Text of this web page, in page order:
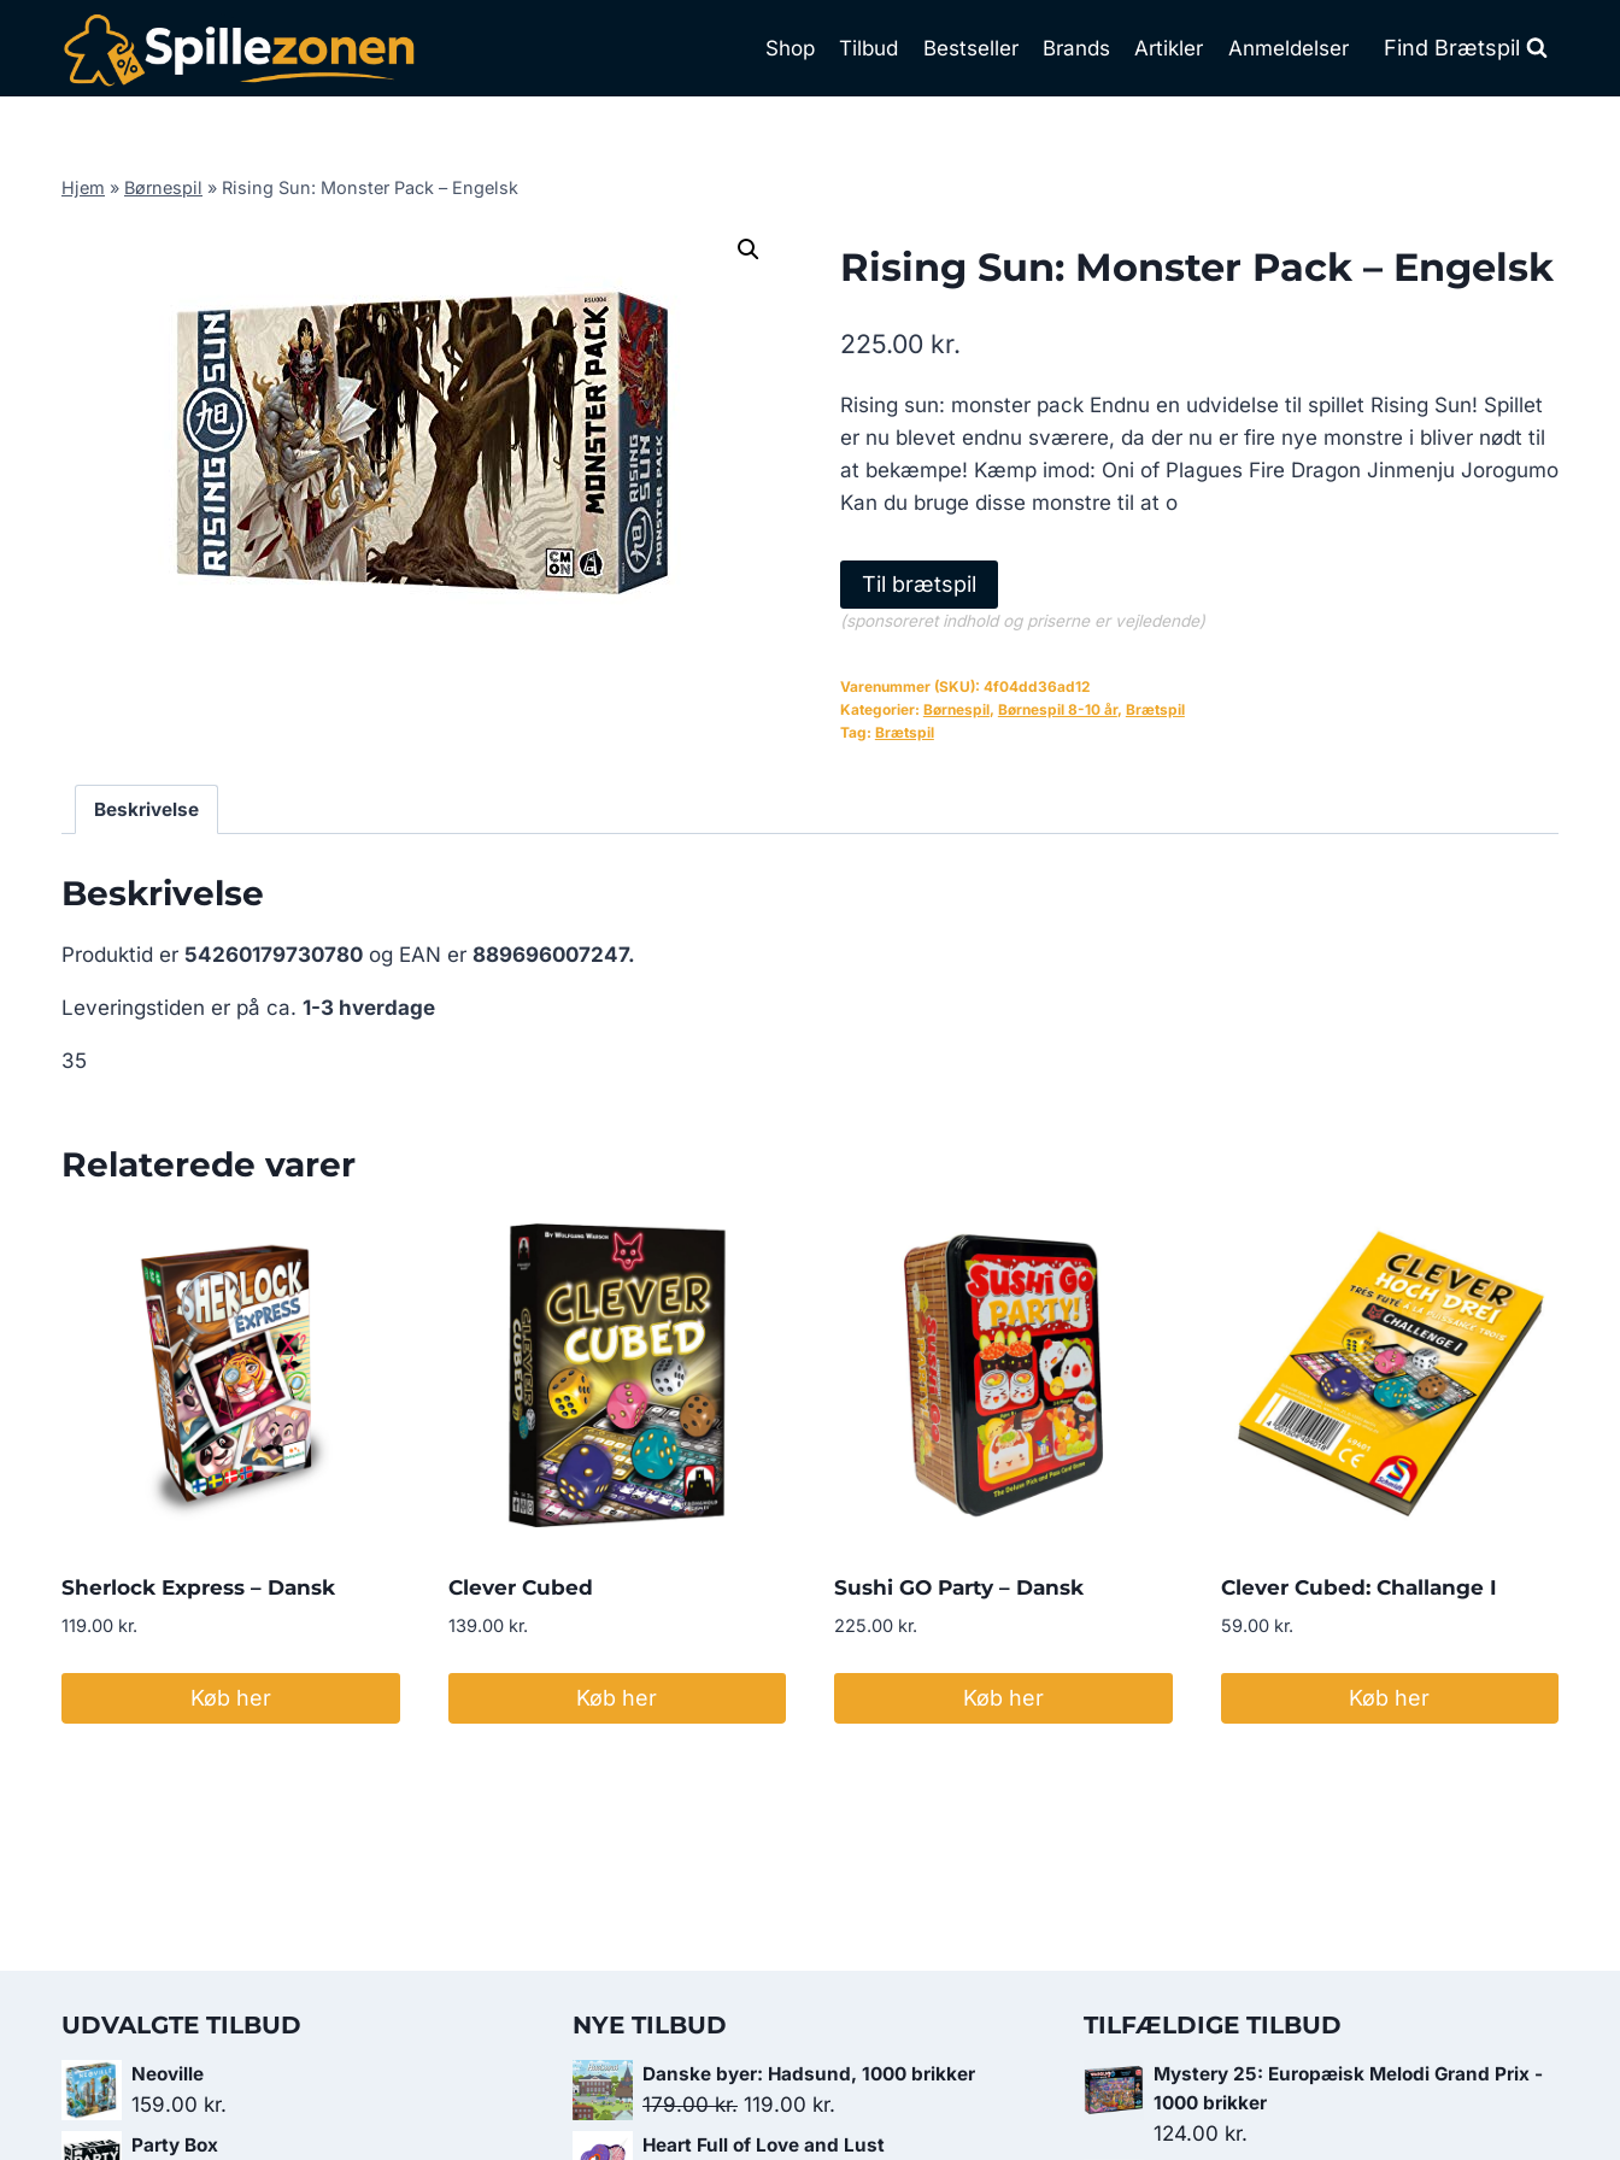
Shop Tilbud Bestseller Brands Artikler Anmeldelser Find Brætspil
Hjem » Børnespil » Rising Sun: Monster Pack – Engelsk
Rising Sun: Monster Pack – Engelsk
225.00 kr.
Rising sun: monster pack Endnu en udvidelse til spillet Rising Sun! Spillet
er nu blevet endnu sværere, da der nu er fire nye monstre i bliver nødt til
at bekæmpe! Kæmp imod: Oni of Plagues Fire Dragon Jinmenju Jorogumo
Kan du bruge disse monstre til at o
Til brætspil
(sponsoreret indhold og priserne er vejledende)
Varenummer (SKU): 4f04dd36ad12
Kategorier: Børnespil, Børnespil 8-10 år, Brætspil
Tag: Brætspil
Beskrivelse
Beskrivelse
Produktid er 54260179730780 og EAN er 889696007247.
Leveringstiden er på ca. 1-3 hverdage
35
Relaterede varer
Sherlock Express – Dansk
119.00 kr.
Køb her
Clever Cubed
139.00 kr.
Køb her
Sushi GO Party – Dansk
225.00 kr.
Køb her
Clever Cubed: Challange I
59.00 kr.
Køb her
UDVALGTE TILBUD
Neoville
159.00 kr.
Party Box
NYE TILBUD
Danske byer: Hadsund, 1000 brikker
179.00kr. Den
oprindelige
119.00 kr.
aktuelle
Heart Full of Love and Lust
TILFÆLDIGE TILBUD
Mystery 25: Europæisk Melodi Grand Prix -
1000 brikker
124.00 kr.